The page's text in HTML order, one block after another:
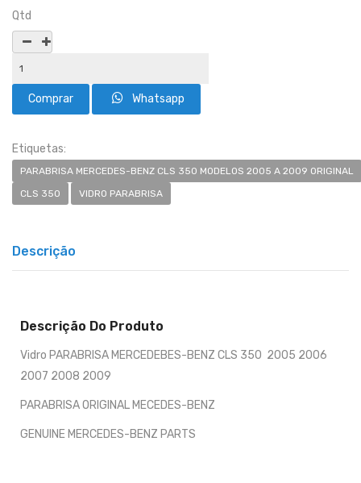
Qtd
Whatsapp
Etiquetas:
PARABRISA MERCEDES-BENZ CLS 350 MODELOS 2005 A 2009 ORIGINAL
CLS 350
VIDRO PARABRISA
Descrição
Descrição Do Produto
Vidro PARABRISA MERCEDEBES-BENZ CLS 350 2005 2006
2007 2008 2009
PARABRISA ORIGINAL MECEDES-BENZ
GENUINE MERCEDES-BENZ PARTS